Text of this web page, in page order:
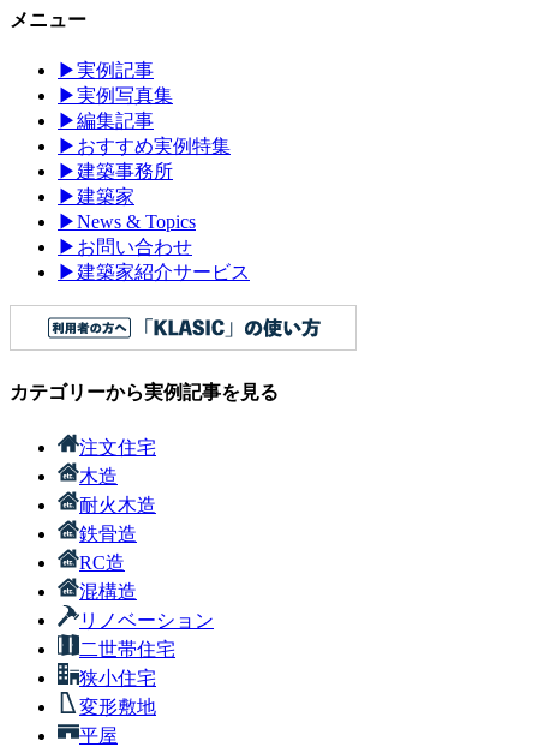
メニュー
▶実例記事
▶実例写真集
▶編集記事
▶ おすすめ実例特集
▶建築事務所
▶建築家
▶News & Topics
▶ お問い合わせ
▶建築家紹介サービス
カテゴリーから実例記事を見る
注文住宅
木造
耐火木造
鉄骨造
RC造
混構造
リノベーション
二世帯住宅
狭小住宅
変形敷地
平屋